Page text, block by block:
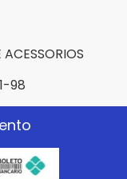
98